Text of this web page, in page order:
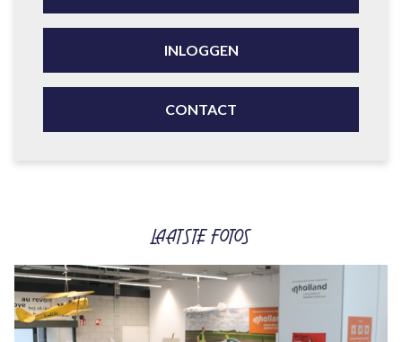
INLOGGEN
CONTACT
LAATSTE FOTOS